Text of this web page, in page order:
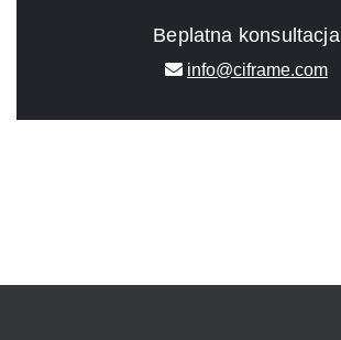
Beplatna konsultacja
info@ciframe.com